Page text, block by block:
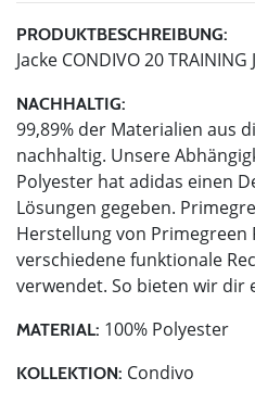
PRODUKTBESCHREIBUNG:
Jacke CONDIVO 20
NACHHALTIG:
99,89% der Materialien aus
nachhaltig. Unsere
Polyester hat adidas einen
Lösungen gegeben.
Herstellung von
verschiedene funktionale
verwendet. So bieten wir dir
MATERIAL: 100% Polyester
KOLLEKTION: Condivo